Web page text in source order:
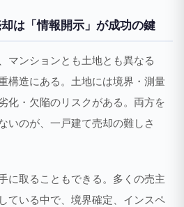
は「情報開示」が成功の鍵
マンションとも土地とも異なる
構造にある。土地には境界・測量
化・欠陥のリスクがある。両方を
いのが、一戸建て売却の難しさ
に取ることもできる。多くの売主
ている中で、境界確定、インスペ